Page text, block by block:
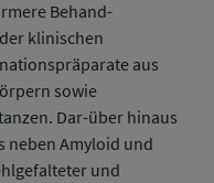
Behand-
klinischen
aus
sowie
Dar-über hinaus
neben Amyloid und
und